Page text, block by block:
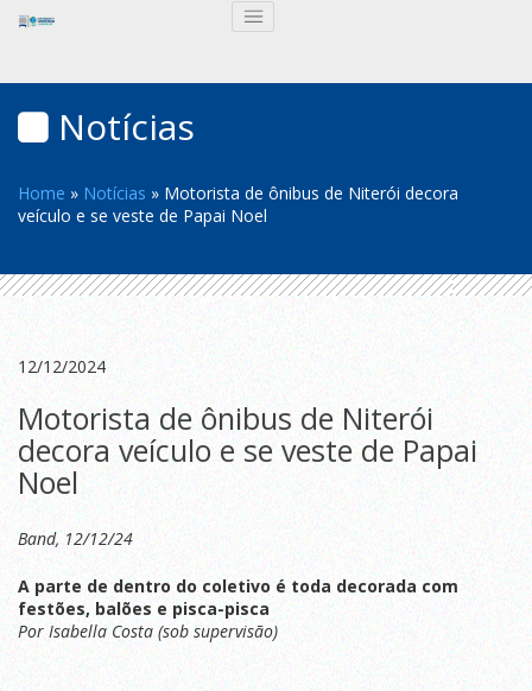
Notícias
Home » Notícias » Motorista de ônibus de Niterói decora
veículo e se veste de Papai Noel
12/12/2024
Motorista de ônibus de Niterói
decora veículo e se veste de Papai
Noel
Band, 12/12/24
A parte de dentro do coletivo é toda decorada com
festões, balões e pisca-pisca
Por Isabella Costa (sob supervisão)